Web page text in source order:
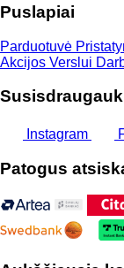
Puslapiai
Parduotuvė
Akcijos Verslui
Instagram
Patogus